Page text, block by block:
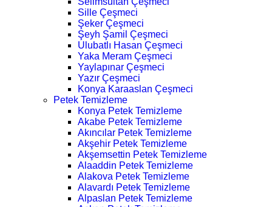
Sille Çeşmeci
Şeker Çeşmeci
Şeyh Şamil Çeşmeci
Ulubatlı Hasan Çeşmeci
Yaka Meram Çeşmeci
Yaylapınar Çeşmeci
Yazır Çeşmeci
Konya Karaaslan Çeşmeci
Petek Temizleme
Konya Petek Temizleme
Akabe Petek Temizleme
Akıncılar Petek Temizleme
Akşehir Petek Temizleme
Akşemsettin Petek Temizleme
Alaaddin Petek Temizleme
Alakova Petek Temizleme
Alavardı Petek Temizleme
Alpaslan Petek Temizleme